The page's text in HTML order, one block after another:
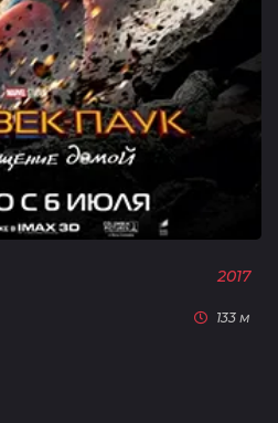
2017
133 м